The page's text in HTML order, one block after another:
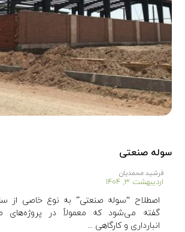
سوله صنعتی
فرشید محمدیان
اردیبهشت ۳, ۱۴۰۴
اصطلاح “سوله صنعتی” به نوع خاصی از
گفته می‌شود که معمولاً در پروژه‌های
انبارداری و کارگاهی ...